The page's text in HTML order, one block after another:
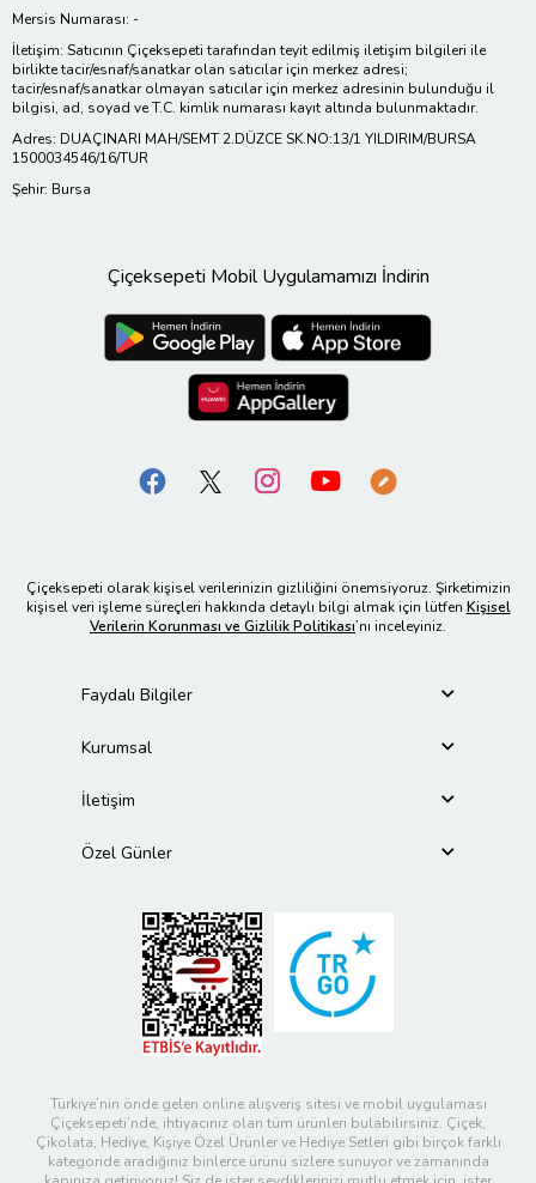
Mersis Numarası: -
İletişim: Satıcının Çiçeksepeti tarafından teyit edilmiş iletişim bilgileri ile
birlikte tacir/esnaf/sanatkar olan satıcılar için merkez adresi;
tacir/esnaf/sanatkar olmayan satıcılar için merkez adresinin bulunduğu il
bilgisi, ad, soyad ve T.C. kimlik numarası kayıt altında bulunmaktadır.
Adres: DUAÇINARI MAH/SEMT 2.DÜZCE SK.NO:13/1 YILDIRIM/BURSA
1500034546/16/TUR
Şehir: Bursa
Çiçeksepeti Mobil Uygulamamızı İndirin
Çiçeksepeti olarak kişisel verilerinizin gizliliğini önemsiyoruz. Şirketimizin
kişisel veri işleme süreçleri hakkında detaylı bilgi almak için lütfen Kişisel
Verilerin Korunması ve Gizlilik Politikası’nı inceleyiniz.
Faydalı Bilgiler
Kurumsal
İletişim
Özel Günler
Türkiye’nin önde gelen online alışveriş sitesi ve mobil uygulaması
Çiçeksepeti’nde, ihtiyacınız olan tüm ürünleri bulabilirsiniz. Çiçek,
Çikolata, Hediye, Kişiye Özel Ürünler ve Hediye Setleri gibi birçok farklı
kategoride aradığınız binlerce ürünü sizlere sunuyor ve zamanında